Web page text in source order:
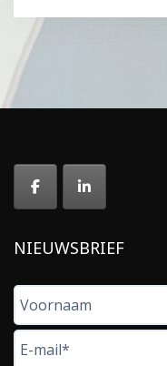
NIEUWSBRIEF